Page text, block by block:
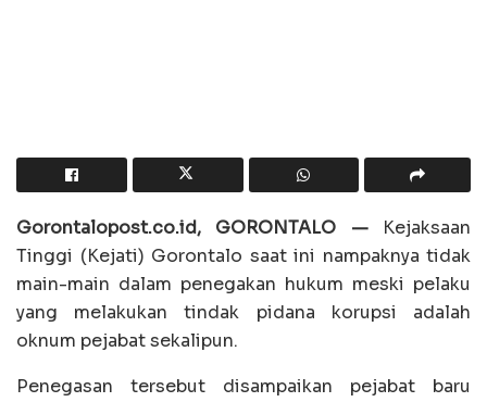
Gorontalopost.co.id, GORONTALO —Kejaksaan
Tinggi (Kejati) Gorontalo saat ini nampaknya tidak
main-main dalam penegakan hukum meski pelaku
yang melakukan tindak pidana korupsi adalah
oknum pejabat sekalipun.
Penegasan tersebut disampaikan pejabat baru